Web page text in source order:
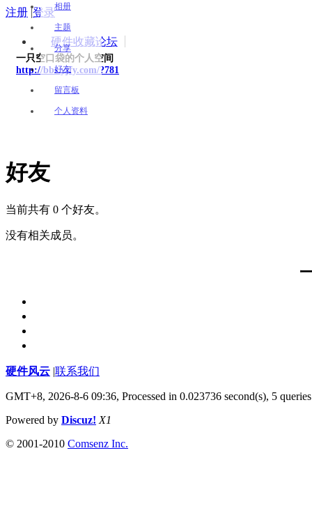
注册 |登录
硬件收藏论坛
一只空口袋的个人空间
http://bbs.yjfy.com/?781
相册
主题
分享
好友
留言板
个人资料
好友
当前共有 0 个好友。
没有相关成员。
硬件风云 联系我们
GMT+8, 2026-8-6 09:36, Processed in 0.023736 second(s), 5 queries
Powered by Discuz! X1
© 2001-2010 Comsenz Inc.